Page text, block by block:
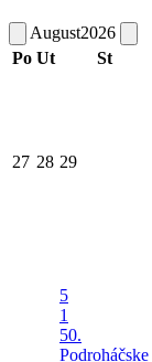
August2026
Po Ut St
27 28 29
5
1
50.
Podroháčske